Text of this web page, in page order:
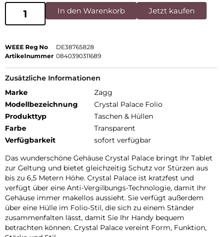
In den Warenkorb Jetzt kaufen
WEEE Reg No
DE38765828
Artikelnummer 0840390311689
Zusätzliche Informationen
Marke
Zagg
Modellbezeichnung
Crystal Palace Folio
Produkttyp
Taschen & Hüllen
Farbe
Transparent
Verfügbarkeit
sofort verfügbar
Das wunderschöne Gehäuse Crystal Palace bringt Ihr Tablet
zur Geltung und bietet gleichzeitig Schutz vor Stürzen aus
bis zu 6,5 Metern Höhe. Crystal Palace ist kratzfest und
verfügt über eine Anti-Vergilbungs-Technologie, damit Ihr
Gehäuse immer makellos aussieht. Sie verfügt außerdem
über eine Hülle im Folio-Stil, die sich zu einem Ständer
zusammenfalten lässt, damit Sie Ihr Handy bequem
betrachten können. Crystal Palace vereint Form, Funktion,